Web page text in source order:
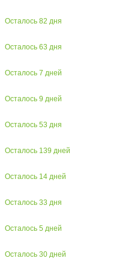
Осталось 82 дня
Осталось 63 дня
Осталось 7 дней
Осталось 9 дней
Осталось 53 дня
Осталось 139 дней
Осталось 14 дней
Осталось 33 дня
Осталось 5 дней
Осталось 30 дней